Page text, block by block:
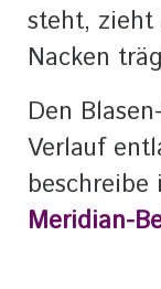
steht,
Nacken
Den
Verlauf
beschreibe
Meridian-